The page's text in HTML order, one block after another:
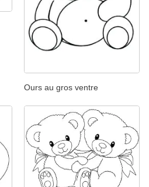
Ours au gros ventre